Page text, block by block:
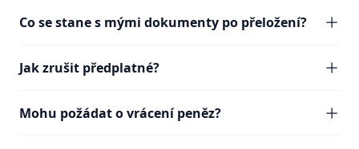
Co se stane s mými dokumenty po přeložení?
Jak zrušit předplatné?
Mohu požádat o vrácení peněz?